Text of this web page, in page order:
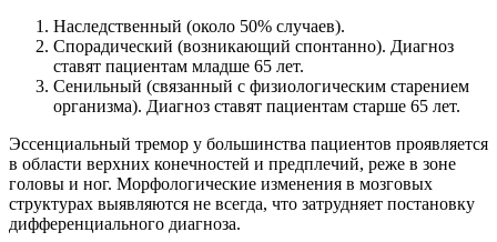
Наследственный (около 50% случаев).
Спорадический (возникающий спонтанно). Диагноз
ставят пациентам младше 65 лет.
Сенильный (связанный с физиологическим старением
организма). Диагноз ставят пациентам старше 65 лет.
Эссенциальный тремор у большинства пациентов проявляется
в области верхних конечностей и предплечий, реже в зоне
головы и ног. Морфологические изменения в мозговых
структурах выявляются не всегда, что затрудняет постановку
дифференциального диагноза.